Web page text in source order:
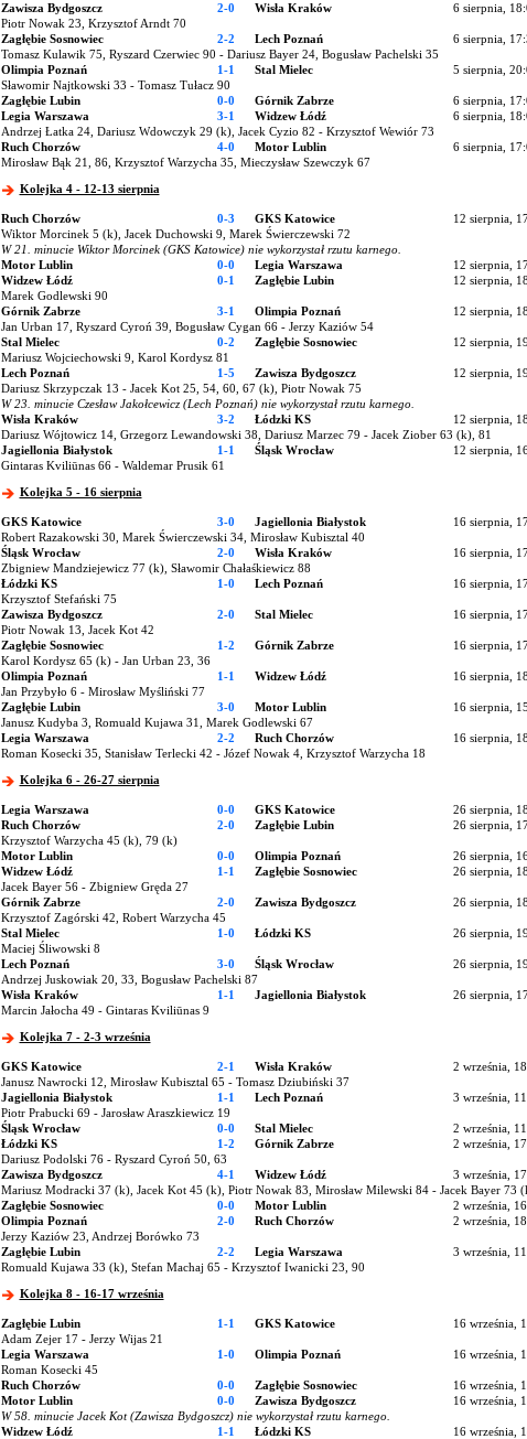
Zawisza Bydgoszcz
2-0 Wisła Kraków 6 sierpnia,
Piotr Nowak 23, Krzysztof Arndt 70
Zagłębie Sosnowiec
2-2 Lech Poznań
6 sierpnia,
Tomasz Kulawik 75, Ryszard Czerwiec 90 - Dariusz Bayer 24, Bogusław Pachelski 35
Olimpia Poznań
1-1 Stal Mielec
5 sierpnia,
Sławomir Najtkowski 33 - Tomasz Tułacz 90
Zagłębie Lubin
0-0 Górnik Zabrze 6 sierpnia,
Legia Warszawa
3-1 Widzew Łódź 6 sierpnia,
Andrzej Łatka 24, Dariusz Wdowczyk 29 (k), Jacek Cyzio 82 - Krzysztof Wewiór 73
Ruch Chorzów
4-0 Motor Lublin
6 sierpnia,
Mirosław Bąk 21, 86, Krzysztof Warzycha 35, Mieczysław Szewczyk 67
Kolejka 4 - 12-13 sierpnia
Ruch Chorzów 0-3 GKS Katowice
12 sierpnia,
Wiktor Morcinek 5 (k), Jacek Duchowski 9, Marek Świerczewski 72
W 21. minucie Wiktor Morcinek (GKS Katowice) nie wykorzystał rzutu karnego.
Motor Lublin
0-0 Legia Warszawa 12 sierpnia,
Widzew Łódź
0-1 Zagłębie Lubin
12 sierpnia,
Marek Godlewski 90
Górnik Zabrze
3-1 Olimpia Poznań
12 sierpnia,
Jan Urban 17, Ryszard Cyroń 39, Bogusław Cygan 66 - Jerzy Kaziów 54
Stal Mielec
0-2 Zagłębie Sosnowiec
12 sierpnia,
Mariusz Wojciechowski 9, Karol Kordysz 81
Lech Poznań
1-5 Zawisza Bydgoszcz
12 sierpnia,
Dariusz Skrzypczak 13 - Jacek Kot 25, 54, 60, 67 (k), Piotr Nowak 75
W 23. minucie Czesław Jakołcewicz (Lech Poznań) nie wykorzystał rzutu karnego.
Wisła Kraków
3-2 Łódzki KS
12 sierpnia,
Dariusz Wójtowicz 14, Grzegorz Lewandowski 38, Dariusz Marzec 79 - Jacek Ziober 63 (k), 81
Jagiellonia Białystok
1-1 Śląsk Wrocław 12 sierpnia,
Gintaras Kviliūnas 66 - Waldemar Prusik 61
Kolejka 5 - 16 sierpnia
GKS Katowice 3-0 Jagiellonia Białystok
16 sierpnia,
Robert Razakowski 30, Marek Świerczewski 34, Mirosław Kubisztal 40
Śląsk Wrocław
2-0 Wisła Kraków
16 sierpnia,
Zbigniew Mandziejewicz 77 (k), Sławomir Chałaśkiewicz 88
Łódzki KS
1-0 Lech Poznań
16 sierpnia,
Krzysztof Stefański 75
Zawisza Bydgoszcz
2-0 Stal Mielec 16 sierpnia,
Piotr Nowak 13, Jacek Kot 42
Zagłębie Sosnowiec
1-2 Górnik Zabrze 16 sierpnia,
Karol Kordysz 65 (k) - Jan Urban 23, 36
Olimpia Poznań
1-1 Widzew Łódź
16 sierpnia,
Jan Przybyło 6 - Mirosław Myśliński 77
Zagłębie Lubin
3-0 Motor Lublin 16 sierpnia,
Janusz Kudyba 3, Romuald Kujawa 31, Marek Godlewski 67
Legia Warszawa
2-2 Ruch Chorzów 16 sierpnia,
Roman Kosecki 35, Stanisław Terlecki 42 - Józef Nowak 4, Krzysztof Warzycha 18
Kolejka 6 - 26-27 sierpnia
Legia Warszawa 0-0 GKS Katowice
26 sierpnia,
Ruch Chorzów
2-0 Zagłębie Lubin
26 sierpnia,
Krzysztof Warzycha 45 (k), 79 (k)
Motor Lublin
0-0 Olimpia Poznań 26 sierpnia,
Widzew Łódź
1-1 Zagłębie Sosnowiec
26 sierpnia,
Jacek Bayer 56 - Zbigniew Gręda 27
Górnik Zabrze
2-0 Zawisza Bydgoszcz 26 sierpnia,
Krzysztof Zagórski 42, Robert Warzycha 45
Stal Mielec
1-0 Łódzki KS
26 sierpnia,
Maciej Śliwowski 8
Lech Poznań
3-0 Śląsk Wrocław
26 sierpnia,
Andrzej Juskowiak 20, 33, Bogusław Pachelski 87
Wisła Kraków
1-1 Jagiellonia Białystok
26 sierpnia,
Marcin Jałocha 49 - Gintaras Kviliūnas 9
Kolejka 7 - 2-3 września
GKS Katowice 2-1 Wisła Kraków
2 września,
Janusz Nawrocki 12, Mirosław Kubisztal 65 - Tomasz Dziubiński 37
Jagiellonia Białystok
1-1 Lech Poznań 3 września,
Piotr Prabucki 69 - Jarosław Araszkiewicz 19
Śląsk Wrocław
0-0 Stal Mielec
2 września,
Łódzki KS
1-2 Górnik Zabrze
2 września,
Dariusz Podolski 76 - Ryszard Cyroń 50, 63
Zawisza Bydgoszcz
4-1 Widzew Łódź 3 września,
Mariusz Modracki 37 (k), Jacek Kot 45 (k), Piotr Nowak 83, Mirosław Milewski 84 - Jacek Bayer 73
Zagłębie Sosnowiec
0-0 Motor Lublin 2 września,
Olimpia Poznań
2-0 Ruch Chorzów
2 września,
Jerzy Kaziów 23, Andrzej Borówko 73
Zagłębie Lubin
2-2 Legia Warszawa 3 września,
Romuald Kujawa 33 (k), Stefan Machaj 65 - Krzysztof Iwanicki 23, 90
Kolejka 8 - 16-17 września
Zagłębie Lubin 1-1 GKS Katowice 16 września,
Adam Zejer 17 - Jerzy Wijas 21
Legia Warszawa
1-0 Olimpia Poznań 16 września,
Roman Kosecki 45
Ruch Chorzów
0-0 Zagłębie Sosnowiec 16 września,
Motor Lublin
0-0 Zawisza Bydgoszcz 16 września,
W 58. minucie Jacek Kot (Zawisza Bydgoszcz) nie wykorzystał rzutu karnego.
Widzew Łódź
1-1 Łódzki KS
16 września,